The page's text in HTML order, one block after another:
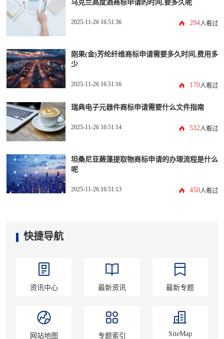
乌克兰高度酒商标申请的时间,要多久呢
2025-11-26 16:51:36 294人看过
刚果(金)芳纶纤维商标申请需要多久时间,费用多
少
2025-11-26 16:51:16 170人看过
瑞典电子元器件商标申请需要什么文件指南
2025-11-26 16:51:14 532人看过
坦桑尼亚蕨藻提取物商标申请的办理流程是什么
呢
2025-11-26 16:51:13 450人看过
快捷导航
资讯中心 最新资讯 最新专题
网站地图 专题索引 SiteMap